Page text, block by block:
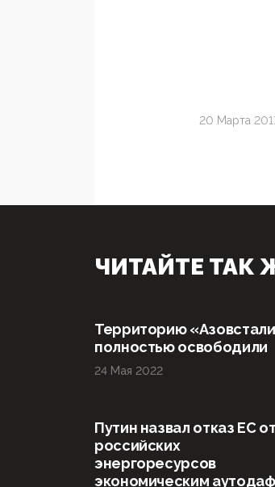
20 Марта
ЧИТАЙТЕ ТАК
Территорию
полностью освободили
24 Мая 2022
Путин назвал отказ ЕС от
российских
энергоресурсов
экономическим